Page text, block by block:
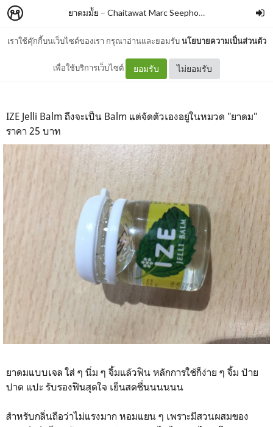
เราใช้คุ๊กกี้บนเว็บไซต์ของเรา กรุณาอ่านและยอมรับนโยบายความเป็นส่วนตัว
เพื่อใช้บริการเว็บไซต์ ยอมรับ ไม่ยอมรับ
ยาดมมั้ย – Chaitawat Marc Seephongsai
IZE Jelli Balm
IZE Jelli Balm ถึงจะเป็น Balm แต่จัดตัวเองอยู่ในหมวด "ยาดม"
ราคา 25 บาท
ยาดมแบบเจล ใส่ ๆ นิ่ม ๆ จิ้มแล้วฟิน หลักการใช้ก็ง่าย ๆ จิ้ม ป้าย
ปาด แปะ รับรองฟินสุดใจ เย็นสดชื่นนนนนน
สำหรับกลิ่นถือว่าไม่แรงมาก หอมแยน ๆ เพราะมีสวนผสมของ